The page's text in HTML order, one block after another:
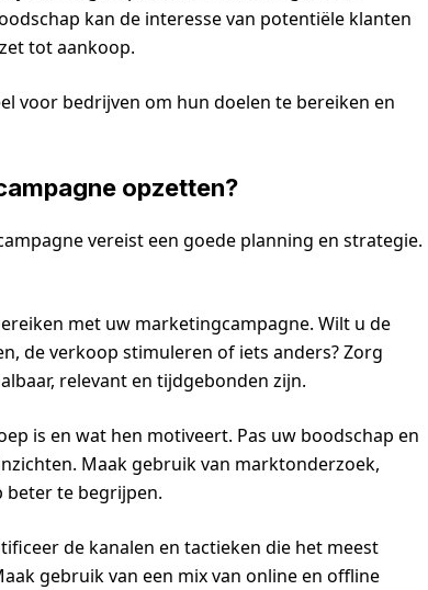
kan de interesse van potentiële klanten
tot aankoop.
voor bedrijven om hun doelen te bereiken en
opzetten?
vereist een goede planning en strategie.
met uw marketingcampagne. Wilt u de
de verkoop stimuleren of iets anders? Zorg
relevant en tijdgebonden zijn.
is en wat hen motiveert. Pas uw boodschap en
Maak gebruik van marktonderzoek,
beter te begrijpen.
de kanalen en tactieken die het meest
gebruik van een mix van online en offline